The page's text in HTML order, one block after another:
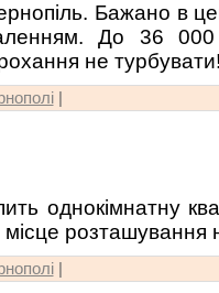
Бажано в
До 36 000
не турбувати!
|
однокімнатну
місце
|